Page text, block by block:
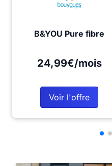
B&YOU Pure fibre
24,99€/mois
Voir l'offre